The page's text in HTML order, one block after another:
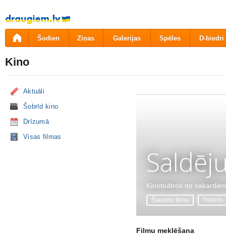
Pāriet
uz
saturu
Šodien Ziņas Galerijas Spēles D-biedri
Kino
Aktuāli
Šobrīd kino
Drīzumā
Visas filmas
Kinoteātros no
Šausmu filma Trilleris
Filmu meklēšana